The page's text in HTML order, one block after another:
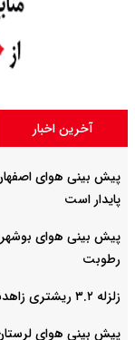
آخرین اخبار
پایدار است
رطوبت
زلزله ۳.۲ ریشتری زاهدشهر فارس را لرزاند